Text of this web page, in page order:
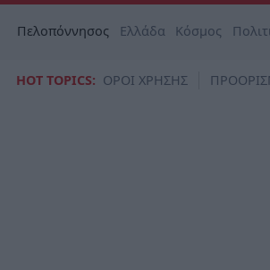
Πελοπόννησος Ελλάδα Κόσμος
HOT TOPICS: ΟΡΟΙ ΧΡΗΣΗΣ